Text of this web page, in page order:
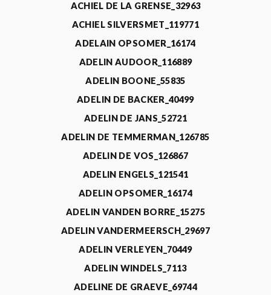
ACHIEL DE LA GRENSE_32963
ACHIEL SILVERSMET_119771
ADELAIN OPSOMER_16174
ADELIN AUDOOR_116889
ADELIN BOONE_55835
ADELIN DE BACKER_40499
ADELIN DE JANS_52721
ADELIN DE TEMMERMAN_126785
ADELIN DE VOS_126867
ADELIN ENGELS_121541
ADELIN OPSOMER_16174
ADELIN VANDEN BORRE_15275
ADELIN VANDERMEERSCH_29697
ADELIN VERLEYEN_70449
ADELIN WINDELS_7113
ADELINE DE GRAEVE_69744